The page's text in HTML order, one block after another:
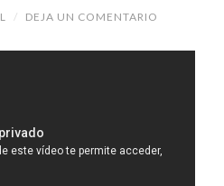
/ DEJA UN COMENTARIO